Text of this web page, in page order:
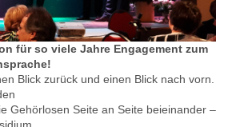
für so viele Jahre Engagement zum
Blick zurück und einen Blick nach vorn.
Gehörlosen Seite an Seite beieinander –